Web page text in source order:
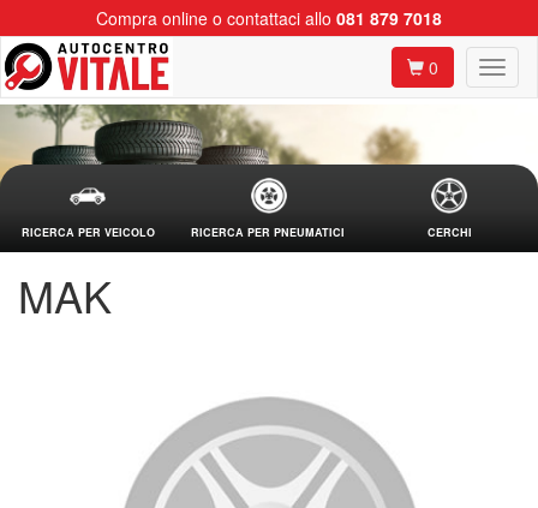
Compra online o contattaci allo 081 879 7018
0
RICERCA PER VEICOLO RICERCA PER PNEUMATICI CERCHI
MAK